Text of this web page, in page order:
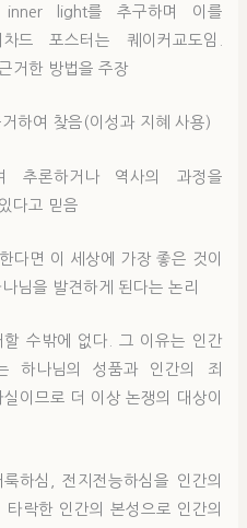
light를 추구하며 이를
드 포스터는 퀘이커교도임.
거한 방법을 주장
하여 찾음(이성과 지혜 사용)
추론하거나 역사의 과정을
다고 믿음
다면 이 세상에 가장 좋은 것이
님을 발견하게 된다는 논리
수밖에 없다. 그 이유는 인간
하나님의 성품과 인간의 죄
이므로 더 이상 논쟁의 대상이
하심, 전지전능하심을 인간의
락한 인간의 본성으로 인간의